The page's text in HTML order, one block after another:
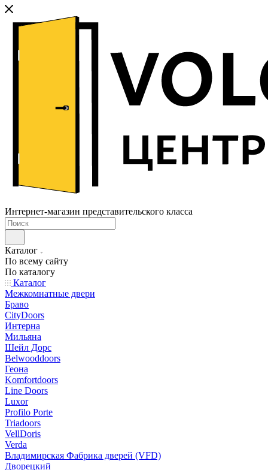
Интернет-магазин представительского класса
Каталог
По всему сайту
По каталогу
Каталог
Межкомнатные двери
Браво
CityDoors
Интерна
Мильяна
Шейл Дорс
Belwooddoors
Геона
Komfortdoors
Line Doors
Luxor
Profilo Porte
Triadoors
VellDoris
Verda
Владимирская Фабрика дверей (VFD)
Дворецкий